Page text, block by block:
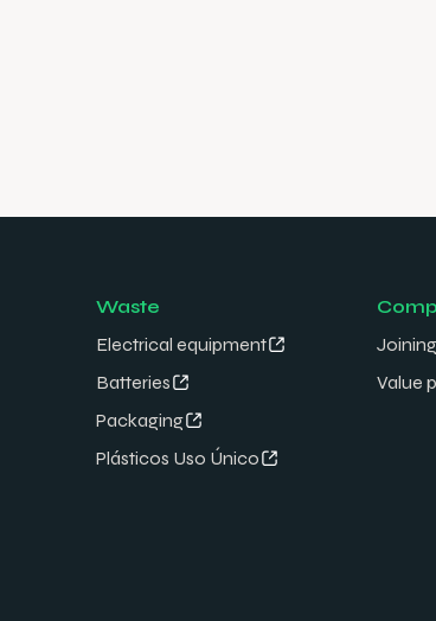
Waste
Electrical equipment
Batteries
Packaging
Plásticos Uso Único
Value